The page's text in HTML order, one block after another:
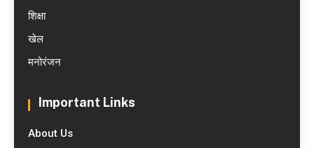
शिक्षा
खेल
मनोरंजन
Important Links
About Us